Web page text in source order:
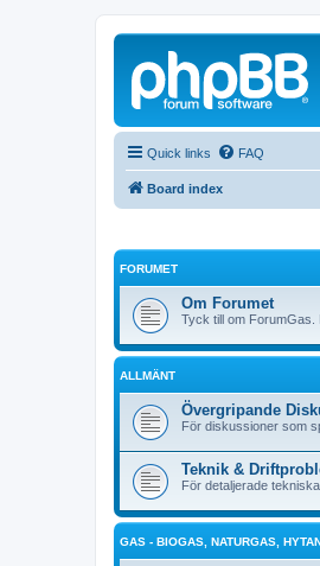
Quick links FAQ
Board index
FORUMET
Om Forumet
Tyck till om ForumGas.
ALLMÄNT
Övergripande
För diskussioner som
Teknik &
För detaljerade
GAS - BIOGAS, NATURGAS,